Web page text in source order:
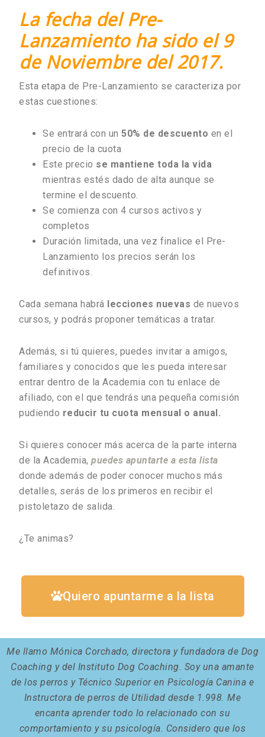
La fecha del Pre-
Lanzamiento ha sido el 9
de Noviembre del 2017.
Esta etapa de Pre-Lanzamiento se caracteriza por
estas cuestiones:
Se entrará con un50% de descuento en el
precio de la cuota
Este precio se mantiene toda la vida
mientras estés dado de alta aunque se
termine el descuento.
Se comienza con 4 cursos activos y
completos
Duración limitada, una vez finalice el Pre-
Lanzamiento los precios serán los
definitivos.
Cada semana habrá lecciones nuevas de nuevos
cursos, y podrás proponer temáticas a tratar.
Además, si tú quieres, puedes invitar a amigos,
familiares y conocidos que les pueda interesar
entrar dentro de la Academia con tu enlace de
afiliado, con el que tendrás una pequeña comisión
pudiendo reducir tu cuota mensual o anual.
Si quieres conocer más acerca de la parte interna
de la Academia,puedes apuntarte a esta lista
donde además de poder conocer muchos más
detalles, serás de los primeros en recibir el
pistoletazo de salida.
¿Te animas?
Quiero apuntarme a la lista
Me llamo Mónica Corchado, directora y fundadora de Dog
Coaching y del Instituto Dog Coaching. Soy una amante
de los perros y Técnico Superior en Psicología Canina e
Instructora de perros de Utilidad desde 1.998. Me
encanta aprender todo lo relacionado con su
comportamiento y su psicología. Considero que los